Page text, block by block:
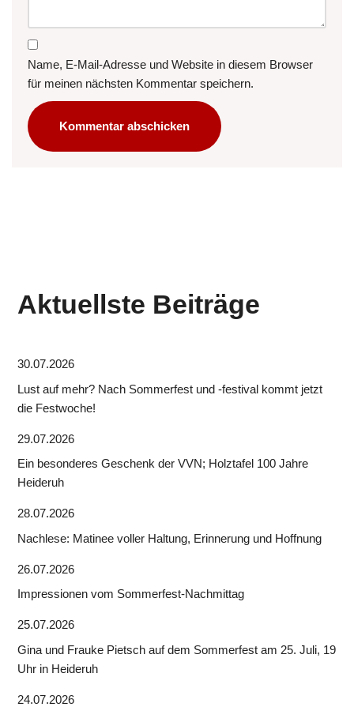
Name, E-Mail-Adresse und Website in diesem Browser
für meinen nächsten Kommentar speichern.
Aktuellste Beiträge
30.07.2026
Lust auf mehr? Nach Sommerfest und -festival kommt jetzt
die Festwoche!
29.07.2026
Ein besonderes Geschenk der VVN; Holztafel 100 Jahre
Heideruh
28.07.2026
Nachlese: Matinee voller Haltung, Erinnerung und Hoffnung
26.07.2026
Impressionen vom Sommerfest-Nachmittag
25.07.2026
Gina und Frauke Pietsch auf dem Sommerfest am 25. Juli, 19
Uhr in Heideruh
24.07.2026